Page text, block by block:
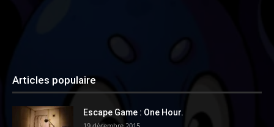
Articles populaire
Escape Game : One Hour.